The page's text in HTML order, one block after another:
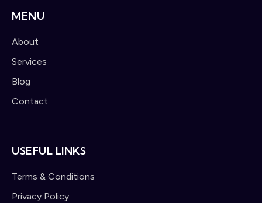
MENU
About
Services
Blog
Contact
USEFUL LINKS
Terms & Conditions
Privacy Policy